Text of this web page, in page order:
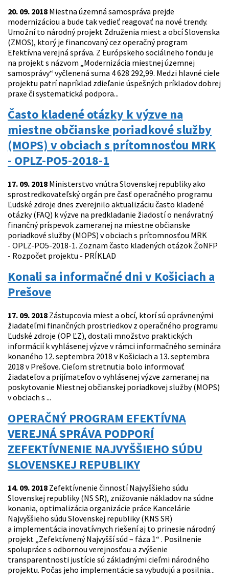
20. 09. 2018 Miestna územná samospráva prejde
modernizáciou a bude tak vedieť reagovať na nové trendy.
Umožní to národný projekt Združenia miest a obcí Slovenska
(ZMOS), ktorý je financovaný cez operačný program
Efektívna verejná správa. Z Európskeho sociálneho fondu je
na projekt s názvom „Modernizácia miestnej územnej
samosprávy“ vyčlenená suma 4 628 292,99. Medzi hlavné ciele
projektu patrí napríklad zdieľanie úspešných príkladov dobrej
praxe či systematická podpora...
Často kladené otázky k výzve na
miestne občianske poriadkové služby
(MOPS) v obciach s prítomnosťou MRK
- OPLZ-PO5-2018-1
17. 09. 2018 Ministerstvo vnútra Slovenskej republiky ako
sprostredkovateľský orgán pre časť operačného programu
Ľudské zdroje dnes zverejnilo aktualizáciu často kladené
otázky (FAQ) k výzve na predkladanie žiadostí o nenávratný
finančný príspevok zameranej na miestne občianske
poriadkové služby (MOPS) v obciach s prítomnosťou MRK
- OPLZ-PO5-2018-1. Zoznam často kladených otázok ŽoNFP
- Rozpočet projektu - PRÍKLAD
Konali sa informačné dni v Košiciach a
Prešove
17. 09. 2018 Zástupcovia miest a obcí, ktorí sú oprávnenými
žiadateľmi finančných prostriedkov z operačného programu
Ľudské zdroje (OP ĽZ), dostali množstvo praktických
informácií k vyhlásenej výzve v rámci informačného seminára
konaného 12. septembra 2018 v Košiciach a 13. septembra
2018 v Prešove. Cieľom stretnutia bolo informovať
žiadateľov a prijímateľov o vyhlásenej výzve zameranej na
poskytovanie Miestnej občianskej poriadkovej služby (MOPS)
v obciach s ...
OPERAČNÝ PROGRAM EFEKTÍVNA
VEREJNÁ SPRÁVA PODPORÍ
ZEFEKTÍVNENIE NAJVYŠŠIEHO SÚDU
SLOVENSKEJ REPUBLIKY
14. 09. 2018 Zefektívnenie činností Najvyššieho súdu
Slovenskej republiky (NS SR), znižovanie nákladov na súdne
konania, optimalizácia organizácie práce Kancelárie
Najvyššieho súdu Slovenskej republiky (KNS SR)
a implementácia inovatívnych riešení aj to prinesie národný
projekt „Zefektívnený Najvyšší súd – fáza 1“ . Posilnenie
spolupráce s odbornou verejnosťou a zvýšenie
transparentnosti justície sú základnými cieľmi národného
projektu. Počas jeho implementácie sa vybudujú a posilnia...